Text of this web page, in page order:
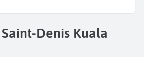
Denis Kuala